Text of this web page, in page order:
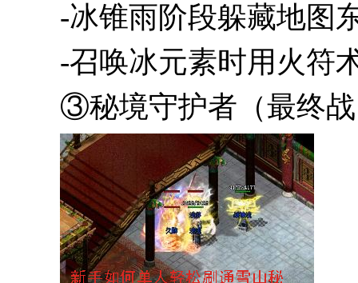
-冰锥雨阶段躲藏地图
-召唤冰元素时用火符
③秘境守护者（最终